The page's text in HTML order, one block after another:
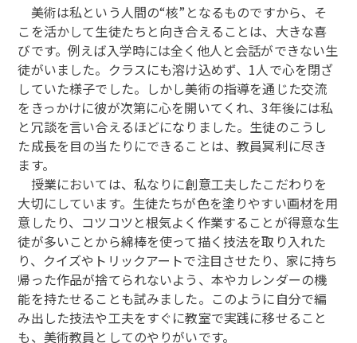
美術は私という人間の“核”となるものですから、そ
こを活かして生徒たちと向き合えることは、大きな喜
びです。例えば入学時には全く他人と会話ができない生
徒がいました。クラスにも溶け込めず、1人で心を閉ざ
していた様子でした。しかし美術の指導を通じた交流
をきっかけに彼が次第に心を開いてくれ、3年後には私
と冗談を言い合えるほどになりました。生徒のこうし
た成長を目の当たりにできることは、教員冥利に尽き
ます。
授業においては、私なりに創意工夫したこだわりを
大切にしています。生徒たちが色を塗りやすい画材を用
意したり、コツコツと根気よく作業することが得意な生
徒が多いことから綿棒を使って描く技法を取り入れた
り、クイズやトリックアートで注目させたり、家に持ち
帰った作品が捨てられないよう、本やカレンダーの機
能を持たせることも試みました。このように自分で編
み出した技法や工夫をすぐに教室で実践に移せること
も、美術教員としてのやりがいです。